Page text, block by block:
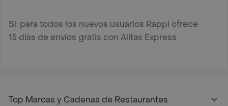
Sí, para todos los nuevos usuarios Rappi ofrece
15 días de envíos gratis con Alitas Express
Top Marcas y Cadenas de Restaurantes